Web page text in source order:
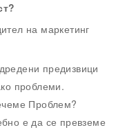
на маркетинг
предизвици
проблеми.
Проблем?
е да се превземе